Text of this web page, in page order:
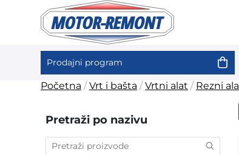
Prodajni program
Početna /Vrt i bašta /Vrtni alat / Rezni
Pretraži po nazivu